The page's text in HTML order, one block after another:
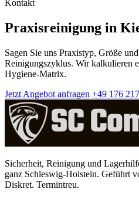
Kontakt
Praxisreinigung in
Sagen Sie uns Praxistyp, Größe
Reinigungszyklus. Wir kalkulieren
Hygiene-Matrix.
Jetzt Angebot anfragen +49 176
Sicherheit, Reinigung und
ganz Schleswig-Holstein. Geführt
Diskret. Termintreu.